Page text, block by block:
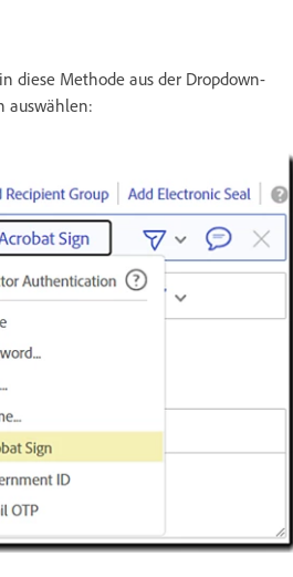
diese Methode aus der Dropdown-
auswählen: